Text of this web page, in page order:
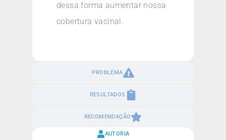
PROBLEMA
RESULTADOS
RECOMENDAÇÃO
dessa forma aumentar nossa
cobertura vacinal.
AUTORIA